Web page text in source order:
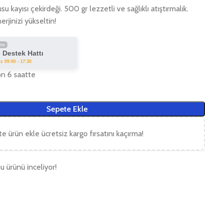
kayısı çekirdeği. 500 gr lezzetli ve sağlıklı atıştırmalık.
yükseltin!
Hattı
09:00 - 17:30
6 saatte
Sepete Ekle
ürün ekle ücretsiz kargo fırsatını kaçırma!
ürünü inceliyor!